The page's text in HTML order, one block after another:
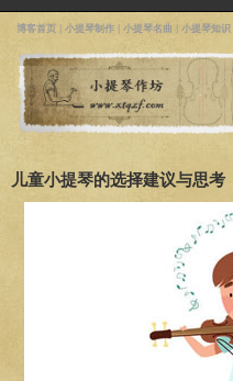
博客首页 小提琴制作 小提琴名曲 小提琴知识
儿童小提琴的选择建议与思考